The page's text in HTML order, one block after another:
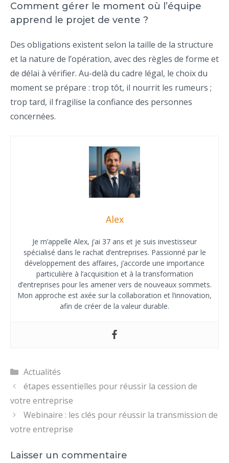
Comment gérer le moment où l’équipe
apprend le projet de vente ?
Des obligations existent selon la taille de la structure
et la nature de l’opération, avec des règles de forme et
de délai à vérifier. Au-delà du cadre légal, le choix du
moment se prépare : trop tôt, il nourrit les rumeurs ;
trop tard, il fragilise la confiance des personnes
concernées.
Alex
Je m’appelle Alex, j’ai 37 ans et je suis investisseur
spécialisé dans le rachat d’entreprises. Passionné par le
développement des affaires, j’accorde une importance
particulière à l’acquisition et à la transformation
d’entreprises pour les amener vers de nouveaux sommets.
Mon approche est axée sur la collaboration et l’innovation,
afin de créer de la valeur durable.
Catégories
Actualités
étapes essentielles pour réussir la cession de
votre entreprise
Webinaire : les clés pour réussir la transmission de
votre entreprise
Laisser un commentaire